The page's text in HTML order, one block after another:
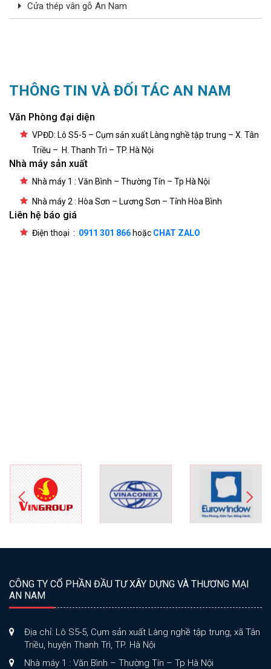
Cửa thép vân gỗ An Nam
THÔNG TIN VÀ ĐỐI TÁC AN NAM
Văn Phòng đại diện
VPĐD: Lô S5-5 – Cụm sản xuất Làng nghề tập trung – X. Tân
Triều – H. Thanh Trì – TP. Hà Nội
Nhà máy sản xuất
Nhà máy 1 : Văn Bình – Thường Tín – Tp Hà Nội
Nhà máy 2 : Hòa Sơn – Lương Sơn – Tỉnh Hòa Bình
Liên hệ báo giá
Điện thoại : 0911 301 866 hoặc CHAT ZALO
CÔNG TY CỔ PHẦN ĐẦU TƯ XÂY DỰNG VÀ THƯƠNG MẠI
AN NAM
Địa chỉ: Lô S5-5, Cụm sản xuất Làng nghề tập trung, xã Tân
Triều, huyện Thanh Trì, TP. Hà Nội
Nhà máy 1 : Văn Bình – Thường Tín – Tp Hà Nội